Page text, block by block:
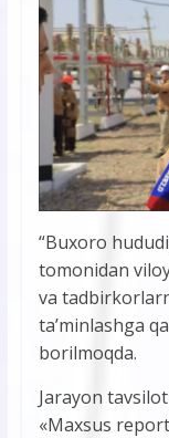
“Buxoro
tomonidan
va
ta’minlashga
borilmoqda.
Jarayon
«Maxsus